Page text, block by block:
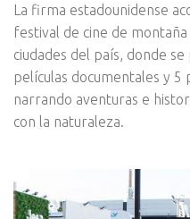
La firma estadounidense
festival de cine de
ciudades del país, donde
películas documentales y 5
narrando aventuras e
con la naturaleza.